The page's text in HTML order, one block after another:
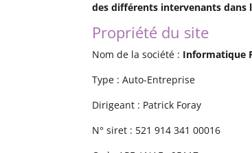
des différents intervenants dans
Propriété du site
Nom de la société : Informatique
Type : Auto-Entreprise
Dirigeant : Patrick Foray
N° siret : 521 914 341 00016